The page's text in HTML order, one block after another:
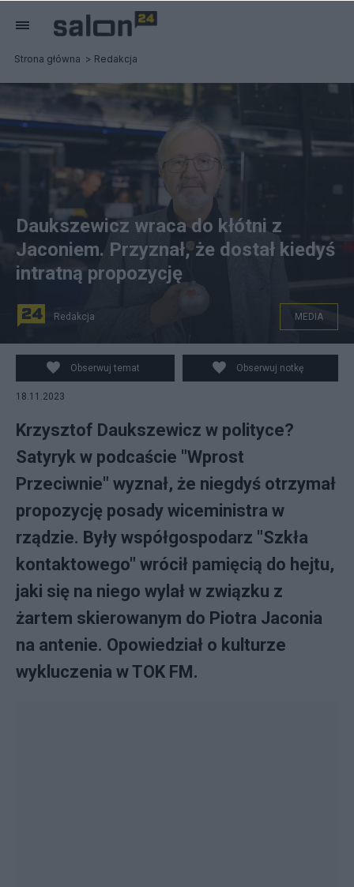
Strona główna Redakcja
Daukszewicz wraca do kłótni z
Jaconiem. Przyznał, że dostał kiedyś
intratną propozycję
Redakcja MEDIA
Obserwuj temat Obserwuj notkę
18.11.2023
Krzysztof Daukszewicz w polityce?
Satyryk w podcaście "Wprost
Przeciwnie" wyznał, że niegdyś otrzymał
propozycję posady wiceministra w
rządzie. Były współgospodarz "Szkła
kontaktowego" wrócił pamięcią do hejtu,
jaki się na niego wylał w związku z
żartem skierowanym do Piotra Jaconia
na antenie. Opowiedział o kulturze
wykluczenia w TOK FM.